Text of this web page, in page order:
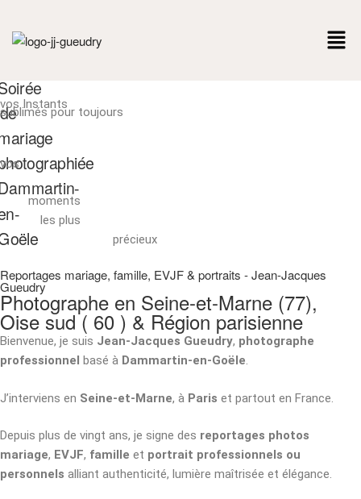
vos Instants
sublimés pour toujours
vos
moments
les plus
précieux
Reportages mariage, famille, EVJF & portraits - Jean-Jacques
Gueudry
Photographe en Seine-et-Marne (77),
Oise sud ( 60 ) & Région parisienne
Bienvenue, je suis Jean-Jacques Gueudry, photographe
professionnel basé à Dammartin‑en‑Goële.
J’interviens en Seine-et-Marne, à Paris et partout en France.
Depuis plus de vingt ans, je signe des reportages photos
mariage, EVJF, famille et portrait professionnels ou
personnels alliant authenticité, lumière maîtrisée et élégance.